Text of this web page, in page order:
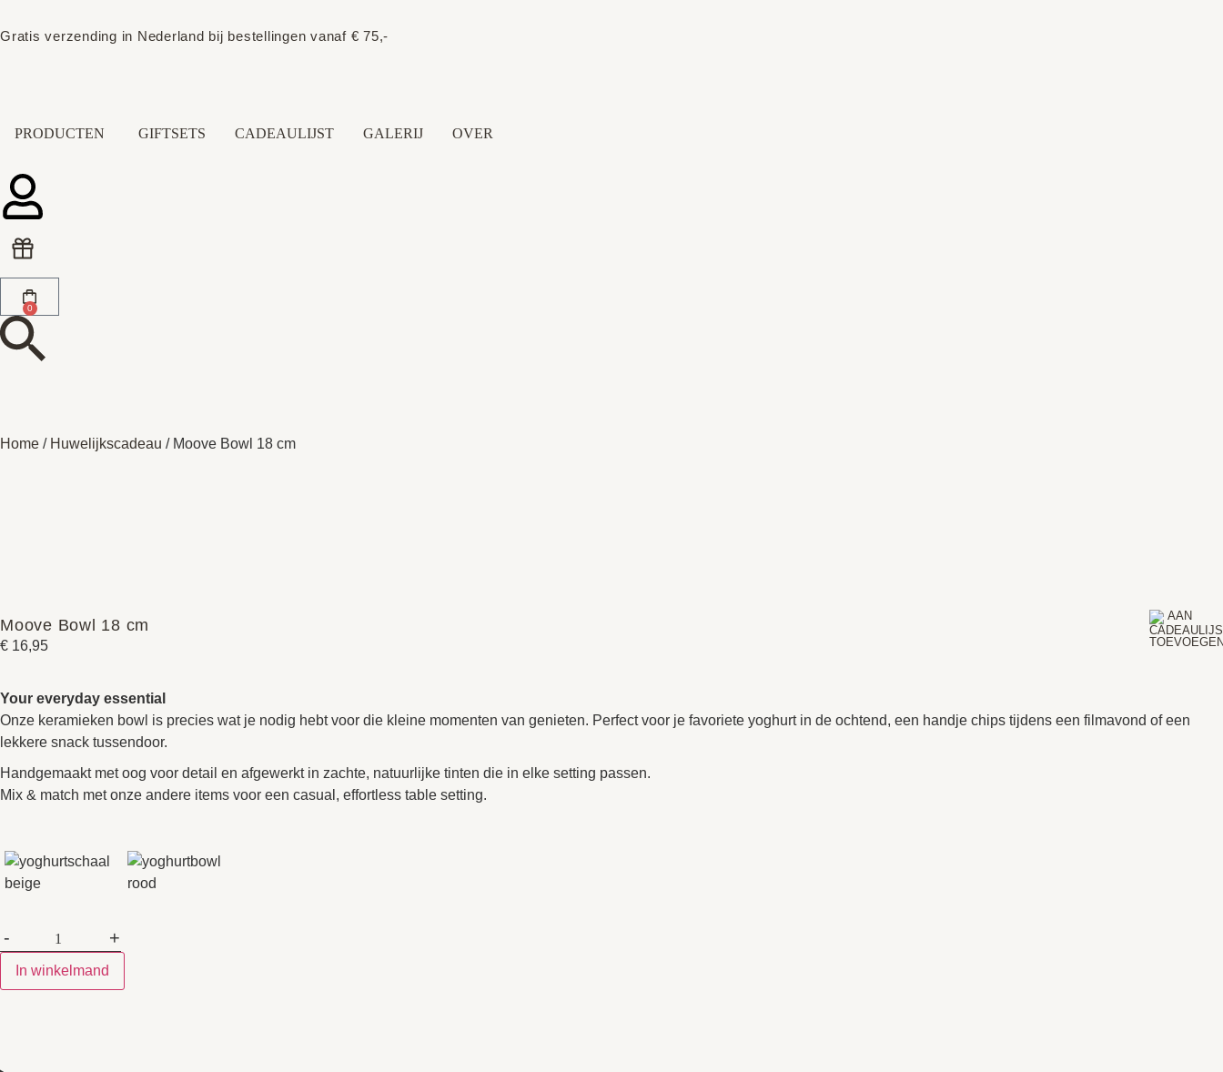
Gratis verzending in Nederland bij bestellingen vanaf € 75,-
PRODUCTEN GIFTSETS CADEAULIJST GALERIJ OVER
0
Home / Huwelijkscadeau / Moove Bowl 18 cm
Moove Bowl 18 cm
€ 16,95
Your everyday essential
Onze keramieken bowl is precies wat je nodig hebt voor die kleine momenten van genieten. Perfect voor je favoriete yoghurt in de ochtend, een handje chips tijdens een filmavond of een
lekkere snack tussendoor.
Handgemaakt met oog voor detail en afgewerkt in zachte, natuurlijke tinten die in elke setting passen.
Mix & match met onze andere items voor een casual, effortless table setting.
- +
In winkelmand